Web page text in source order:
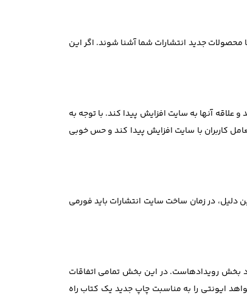
جدید انتشارات شما آشنا شوند. اگر این
آنها به سایت افزایش پیدا کند. با توجه به
کاربران با سایت افزایش پیدا کند و حس خوبی
دلیل، در زمان ساخت سایت انتشارات باید فورمی
بخش رویدادهاست. در این بخش تمامی اتفاقات
ایونتی را به مناسبت چاپ جدید یک کتاب راه